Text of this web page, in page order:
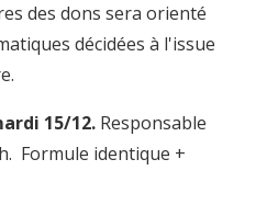
des dons sera orienté
décidées à l'issue
15/12.Responsable
Formule identique +